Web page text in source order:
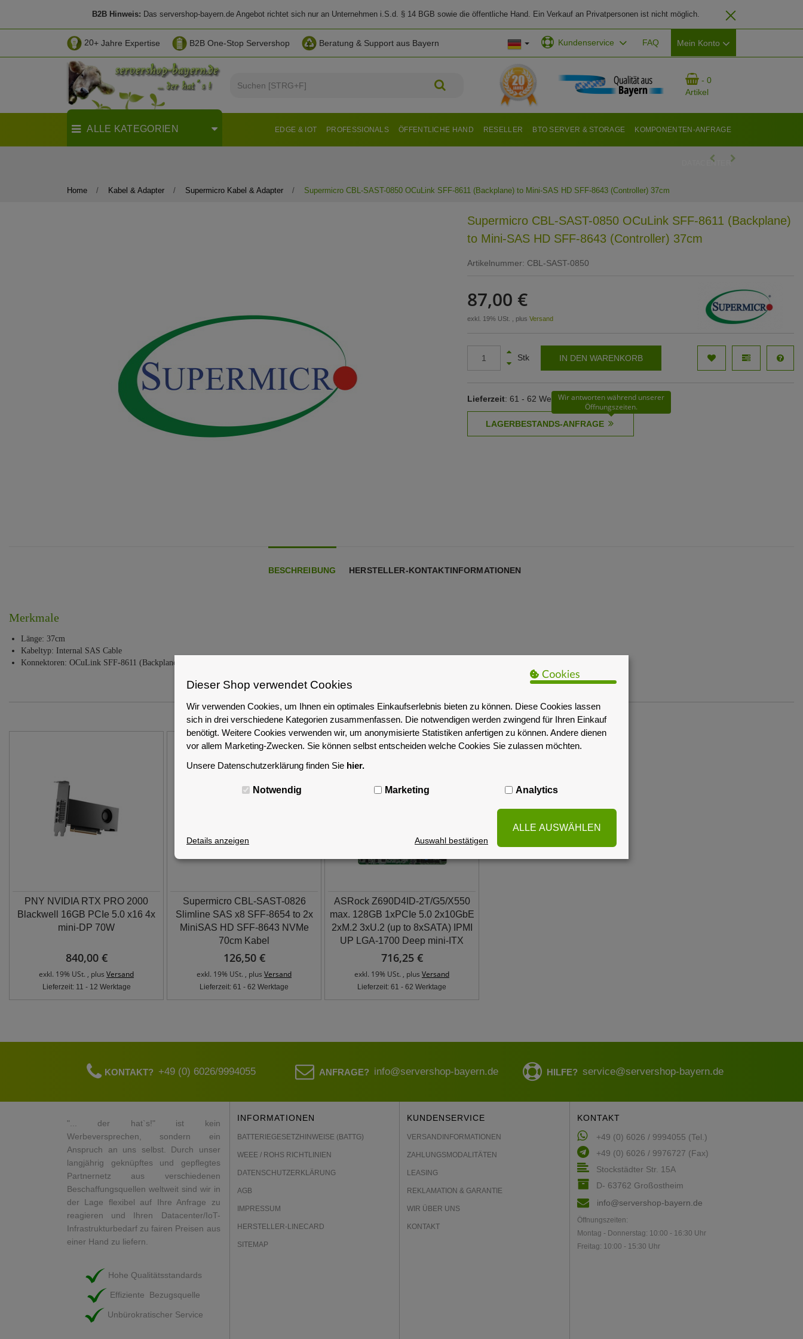
B2B Hinweis: Das servershop-bayern.de Angebot richtet sich nur an Unternehmen i.S.d. § 14 BGB sowie die öffentliche Hand. Ein Verkauf an Privatpersonen ist nicht möglich.
20+ Jahre Expertise B2B One-Stop Servershop Beratung & Support aus Bayern Mein Konto
EMAIL-ADRESSE
FAQ
Kundenservice
- 0
Artikel
ALLE KATEGORIEN KOMPONENTEN-ANFRAGE
BTO SERVER & STORAGE
RESELLER
ÖFFENTLICHE HAND
PROFESSIONALS
EDGE & IOT
DATACENTER
Home Kabel & Adapter Supermicro Kabel & Adapter Supermicro CBL-SAST-0850 OCuLink SFF-8611 (Backplane) to Mini-SAS HD SFF-8643 (Controller) 37cm
Supermicro CBL-SAST-0850 OCuLink SFF-8611 (Backplane)
to Mini-SAS HD SFF-8643 (Controller) 37cm
Artikelnummer: CBL-SAST-0850
87,00 €
exkl. 19% USt. , plus Versand
Stk IN DEN WARENKORB
Lieferzeit: 61 - 62 WerktageWir antworten während unserer
Öffnungszeiten.
BESCHREIBUNG HERSTELLER-KONTAKTINFORMATIONEN
Merkmale
Länge: 37cm
Kabeltyp: Internal SAS Cable
Konnektoren: OCuLink SFF-8611 (Backplane) - Mini-SAS HD SFF-8643 (Controller)
Ähnliche Artikel
PNY NVIDIA RTX PRO 2000
Blackwell 16GB PCIe 5.0 x16 4x
mini-DP 70W
840,00 €
exkl. 19% USt. , plus Versand
Lieferzeit: 11 - 12 Werktage
Supermicro CBL-SAST-0826
Slimline SAS x8 SFF-8654 to 2x
MiniSAS HD SFF-8643 NVMe
70cm Kabel
126,50 €
exkl. 19% USt. , plus Versand
Lieferzeit: 61 - 62 Werktage
ASRock Z690D4ID-2T/G5/X550
max. 128GB 1xPCIe 5.0 2x10GbE
2xM.2 3xU.2 (up to 8xSATA) IPMI
UP LGA-1700 Deep mini-ITX
716,25 €
exkl. 19% USt. , plus Versand
Lieferzeit: 61 - 62 Werktage
KONTAKT? +49 (0) 6026/9994055 ANFRAGE? info@servershop-bayern.de HILFE? service@servershop-bayern.de
"... der hat`s!" ist kein
Werbeversprechen, sondern ein
Anspruch an uns selbst. Durch unser
langjährig geknüpftes und gepflegtes
Partnernetz aus verschiedenen
Beschaffungsquellen weltweit sind wir in
der Lage flexibel auf Ihre Anfrage zu
reagieren und Ihren Datacenter/IoT-
Infrastrukturbedarf zu fairen Preisen aus
einer Hand zu liefern.
Hohe Qualitätsstandards
Effiziente Bezugsquelle
Unbürokratischer Service
INFORMATIONEN
BATTERIEGESETZHINWEISE (BATTG)
WEEE / ROHS RICHTLINIEN
DATENSCHUTZERKLÄRUNG
AGB
IMPRESSUM
HERSTELLER-LINECARD
SITEMAP
KUNDENSERVICE
VERSANDINFORMATIONEN
ZAHLUNGSMODALITÄTEN
LEASING
REKLAMATION & GARANTIE
WIR ÜBER UNS
KONTAKT
KONTAKT
+49 (0) 6026 / 9994055 (Tel.)
+49 (0) 6026 / 9976727 (Fax)
Stockstädter Str. 15A
D- 63762 Großostheim
info@servershop-bayern.de
Öffnungszeiten:
Montag - Donnerstag: 10:00 - 16:30 Uhr
Freitag: 10:00 - 15:30 Uhr
Dieser Shop verwendet Cookies
Wir verwenden Cookies, um Ihnen ein optimales Einkaufserlebnis bieten zu können. Diese Cookies lassen
sich in drei verschiedene Kategorien zusammenfassen. Die notwendigen werden zwingend für Ihren Einkauf
benötigt. Weitere Cookies verwenden wir, um anonymisierte Statistiken anfertigen zu können. Andere dienen
vor allem Marketing-Zwecken. Sie können selbst entscheiden welche Cookies Sie zulassen möchten.
Unsere Datenschutzerklärung finden Sie hier.
Notwendig Marketing Analytics
Details anzeigen Auswahl bestätigen
ALLE AUSWÄHLEN